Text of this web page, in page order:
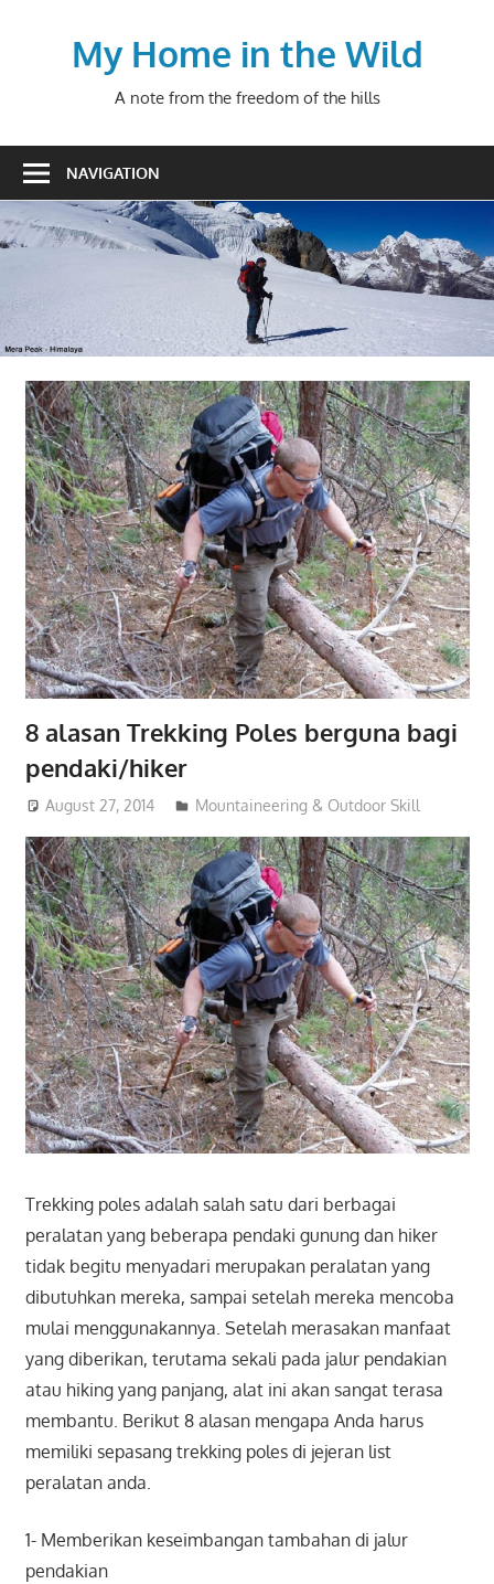
My Home in the Wild
A note from the freedom of the hills
NAVIGATION
8 alasan Trekking Poles berguna bagi
pendaki/hiker
August 27, 2014 admin
Mountaineering & Outdoor Skill
Trekking poles adalah salah satu dari berbagai
peralatan yang beberapa pendaki gunung dan hiker
tidak begitu menyadari merupakan peralatan yang
dibutuhkan mereka, sampai setelah mereka mencoba
mulai menggunakannya. Setelah merasakan manfaat
yang diberikan, terutama sekali pada jalur pendakian
atau hiking yang panjang, alat ini akan sangat terasa
membantu. Berikut 8 alasan mengapa Anda harus
memiliki sepasang trekking poles di jejeran list
peralatan anda.
1- Memberikan keseimbangan tambahan di jalur
pendakian